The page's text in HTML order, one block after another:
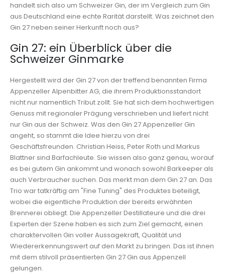
handelt sich also um Schweizer Gin, der im Vergleich zum Gin
aus Deutschland eine echte Rarität darstellt. Was zeichnet den
Gin 27 neben seiner Herkunft noch aus?
Gin 27: ein Überblick über die
Schweizer Ginmarke
Hergestellt wird der Gin 27 von der treffend benannten Firma
Appenzeller Alpenbitter AG, die ihrem Produktionsstandort
nicht nur namentlich Tribut zollt. Sie hat sich dem hochwertigen
Genuss mit regionaler Prägung verschrieben und liefert nicht
nur Gin aus der Schweiz. Was den Gin 27 Appenzeller Gin
angeht, so stammt die Idee hierzu von drei
Geschäftsfreunden. Christian Heiss, Peter Roth und Markus
Blattner sind Barfachleute. Sie wissen also ganz genau, worauf
es bei gutem Gin ankommt und wonach sowohl Barkeeper als
auch Verbraucher suchen. Das merkt man dem Gin 27 an. Das
Trio war tatkräftig am "Fine Tuning" des Produktes beteiligt,
wobei die eigentliche Produktion der bereits erwähnten
Brennerei obliegt. Die Appenzeller Destillateure und die drei
Experten der Szene haben es sich zum Ziel gemacht, einen
charaktervollen Gin voller Aussagekraft, Qualität und
Wiedererkennungswert auf den Markt zu bringen. Das ist ihnen
mit dem stilvoll präsentierten Gin 27 Gin aus Appenzell
gelungen.